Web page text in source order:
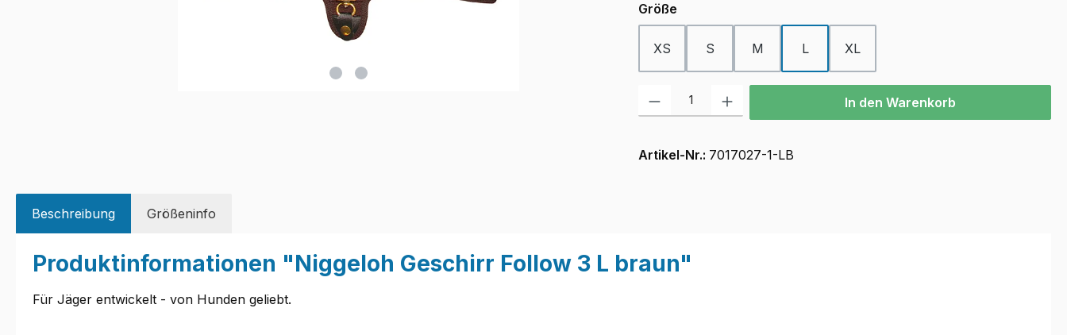
Größe
XS S M L XL
Produkt Anzahl: Gib den gewünschten Wert ein oder benutze die Schaltflächen
In den Warenkorb
Artikel-Nr.: 7017027-1-LB
Beschreibung Größeninfo
Produktinformationen "Niggeloh Geschirr Follow 3 L braun"
Für Jäger entwickelt - von Hunden geliebt.